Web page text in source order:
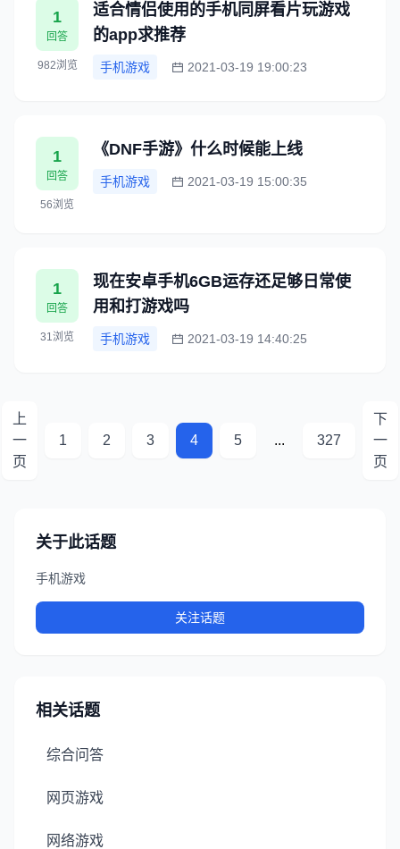
1
回答
982浏览
适合情侣使用的手机同屏看片玩游戏
的app求推荐
手机游戏 2021-03-19 19:00:23
1
回答
56浏览
《DNF手游》什么时候能上线
手机游戏 2021-03-19 15:00:35
1
回答
31浏览
现在安卓手机6GB运存还足够日常使
用和打游戏吗
手机游戏 2021-03-19 14:40:25
上
一
页
1 2 3 4 5 ... 327
下
一
页
关于此话题
手机游戏
关注话题
相关话题
综合问答
网页游戏
网络游戏